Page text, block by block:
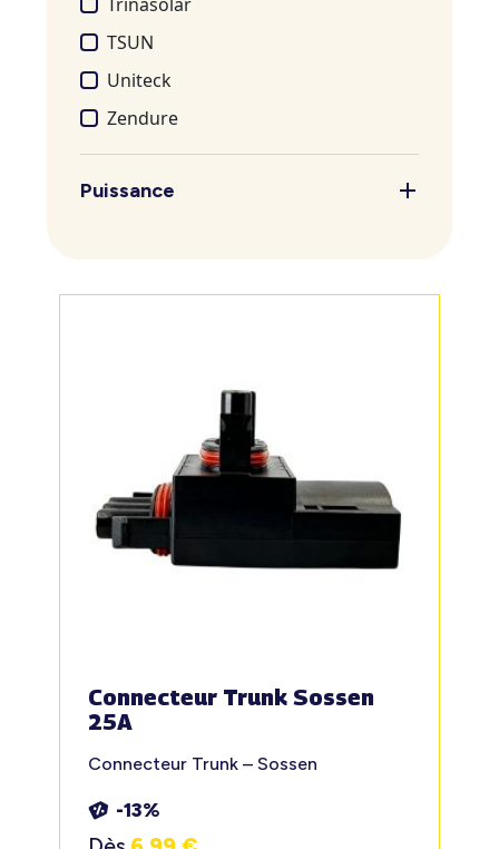
TSUN
Uniteck
Zendure
Puissance
Connecteur Trunk Sossen
25A
Connecteur Trunk – Sossen
-13%